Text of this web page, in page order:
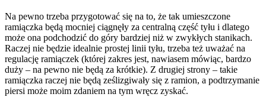
Na pewno trzeba przygotować się na to, że tak umieszczone
ramiączka będą mocniej ciągnęły za centralną część tyłu i dlatego
może ona podchodzić do góry bardziej niż w zwykłych stanikach.
Raczej nie będzie idealnie prostej linii tyłu, trzeba też uważać na
regulację ramiączek (której zakres jest, nawiasem mówiąc, bardzo
duży – na pewno nie będą za krótkie). Z drugiej strony – takie
ramiączka raczej nie będą ześlizgiwały się z ramion, a podtrzymanie
piersi może moim zdaniem na tym wręcz zyskać.